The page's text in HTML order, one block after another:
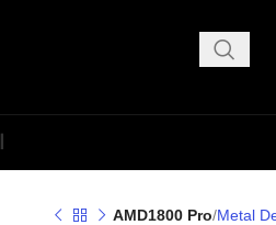
AMD1800 Pro